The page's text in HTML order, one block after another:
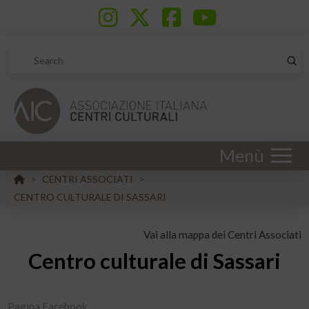
Search
Menù
HOME
> CENTRI ASSOCIATI
>
CENTRO CULTURALE DI SASSARI
Vai alla mappa dei Centri Associati
Centro culturale di Sassari
Pagina Facebook